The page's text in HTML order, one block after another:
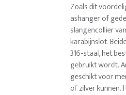
Zoals dit
ashanger of
slangencollier
karabijnslot.
316-staal, het
gebruikt wordt.
geschikt voor
of zilver kunnen.